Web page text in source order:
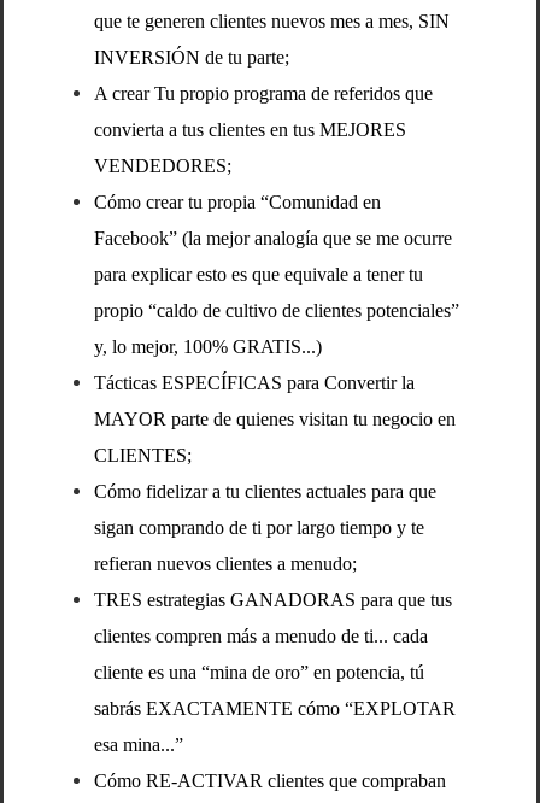
que te generen clientes nuevos mes a mes, SIN
INVERSIÓN de tu parte;
A crear Tu propio programa de referidos que
convierta a tus clientes en tus MEJORES
VENDEDORES;
Cómo crear tu propia “Comunidad en
Facebook” (la mejor analogía que se me ocurre
para explicar esto es que equivale a tener tu
propio “caldo de cultivo de clientes potenciales”
y, lo mejor, 100% GRATIS...)
Tácticas ESPECÍFICAS para Convertir la
MAYOR parte de quienes visitan tu negocio en
CLIENTES;
Cómo fidelizar a tu clientes actuales para que
sigan comprando de ti por largo tiempo y te
refieran nuevos clientes a menudo;
TRES estrategias GANADORAS para que tus
clientes compren más a menudo de ti... cada
cliente es una “mina de oro” en potencia, tú
sabrás EXACTAMENTE cómo “EXPLOTAR
esa mina...”
Cómo RE-ACTIVAR clientes que compraban